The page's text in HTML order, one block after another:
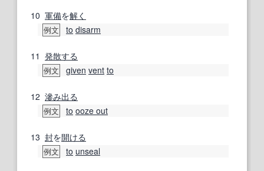
10 軍備を解く
例文 to disarm
11 発散する
例文 given vent to
12 滲み出る
例文 to ooze out
13 封を開ける
例文 to unseal